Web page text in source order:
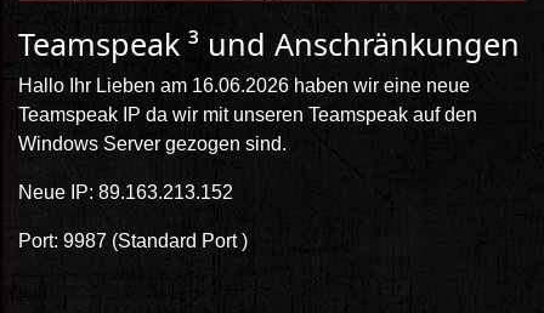
Teamspeak ³ und Anschränkungen
Hallo Ihr Lieben am 16.06.2026 haben wir eine neue
Teamspeak IP da wir mit unseren Teamspeak auf den
Windows Server gezogen sind.
Neue IP: 89.163.213.152
Port: 9987 (Standard Port )